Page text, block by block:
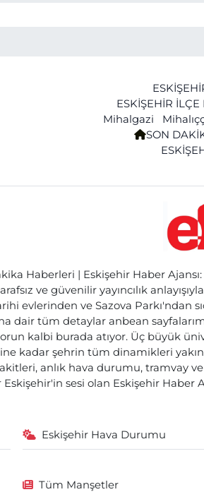
ESKİŞEHİR
Mihalgazi
SON
Haberleri | Eskişehir Haber
ve güvenilir yayıncılık
evlerinden ve Sazova
dair tüm detaylar anbean
kalbi burada atıyor. Üç büyük
kadar şehrin tüm dinamikleri
anlık hava durumu, tramvay
sesi olan Eskişehir Haber
Eskişehir Hava Durumu
Tüm Manşetler